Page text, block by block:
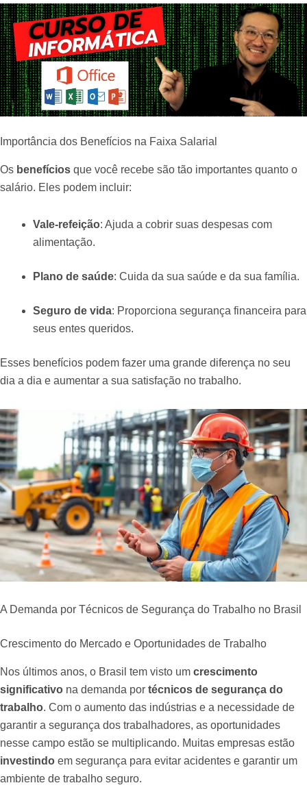
Importância dos Benefícios na Faixa Salarial
Os benefícios que você recebe são tão importantes quanto o
salário. Eles podem incluir:
Vale-refeição: Ajuda a cobrir suas despesas com
alimentação.
Plano de saúde: Cuida da sua saúde e da sua família.
Seguro de vida: Proporciona segurança financeira para
seus entes queridos.
Esses benefícios podem fazer uma grande diferença no seu
dia a dia e aumentar a sua satisfação no trabalho.
A Demanda por Técnicos de Segurança do Trabalho no Brasil
Crescimento do Mercado e Oportunidades de Trabalho
Nos últimos anos, o Brasil tem visto um crescimento
significativo na demanda por técnicos de segurança do
trabalho. Com o aumento das indústrias e a necessidade de
garantir a segurança dos trabalhadores, as oportunidades
nesse campo estão se multiplicando. Muitas empresas estão
investindo em segurança para evitar acidentes e garantir um
ambiente de trabalho seguro.